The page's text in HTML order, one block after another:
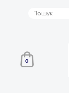
0